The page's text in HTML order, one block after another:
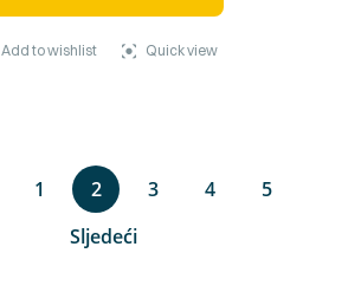
Add to wishlist Quick view
1 2 3 4
5
Sljedeći